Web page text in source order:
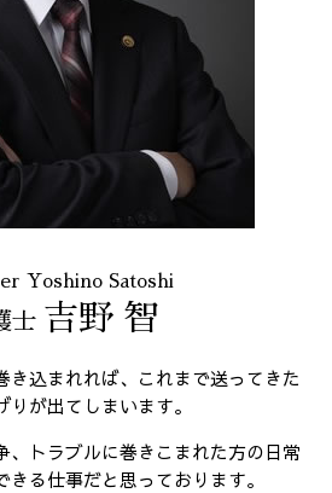
Yoshino Satoshi
士 吉野 智
き込まれれば、これまで送ってきた
が出てしまいます。
、トラブルに巻きこまれた方の日常
る仕事だと思っております。